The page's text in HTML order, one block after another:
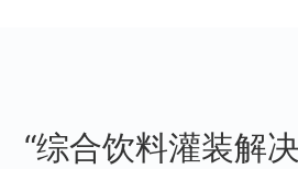
“综合饮料灌装解